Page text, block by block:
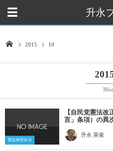
升永
2015 10
緊急事態条項
【自民党憲法
言」条項）の異
升永 英俊